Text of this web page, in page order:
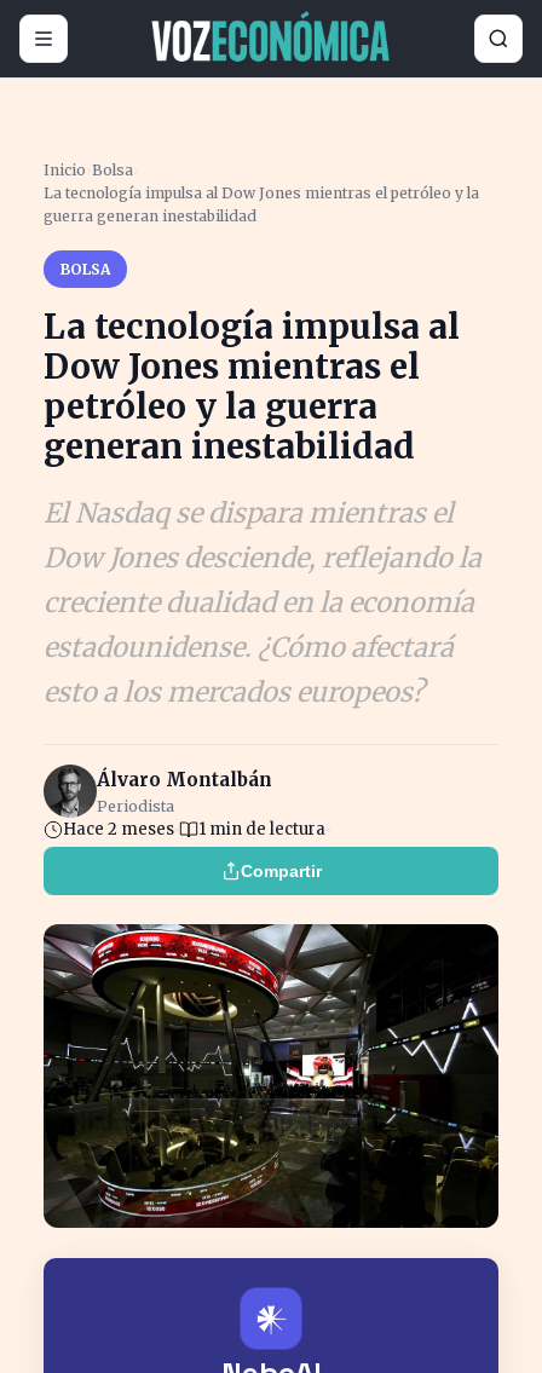
Inicio ›Bolsa›
La tecnología impulsa al Dow Jones mientras el petróleo y la
guerra generan inestabilidad
BOLSA
La tecnología impulsa al
Dow Jones mientras el
petróleo y la guerra
generan inestabilidad
El Nasdaq se dispara mientras el
Dow Jones desciende, reflejando la
creciente dualidad en la economía
estadounidense. ¿Cómo afectará
esto a los mercados europeos?
Álvaro Montalbán
Periodista
Hace 2 meses 1 min de lectura
Compartir
𒀭